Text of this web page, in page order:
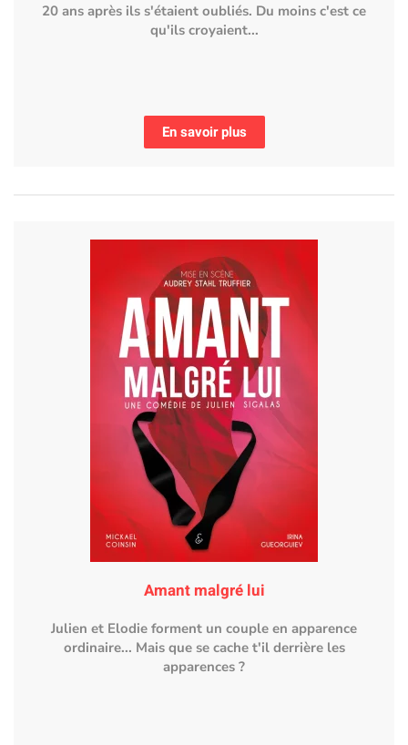
20 ans après ils s'étaient oubliés. Du moins c'est ce
qu'ils croyaient...
En savoir plus
Amant malgré lui
Julien et Elodie forment un couple en apparence
ordinaire... Mais que se cache t'il derrière les
apparences ?